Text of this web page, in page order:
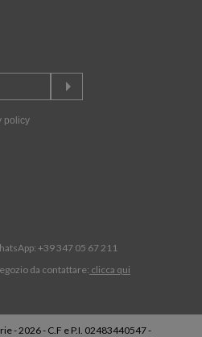
policy
+39 347 05 67 211
da contattare: clicca qui
- 2026 - C.F e P.I. 02483440547 -